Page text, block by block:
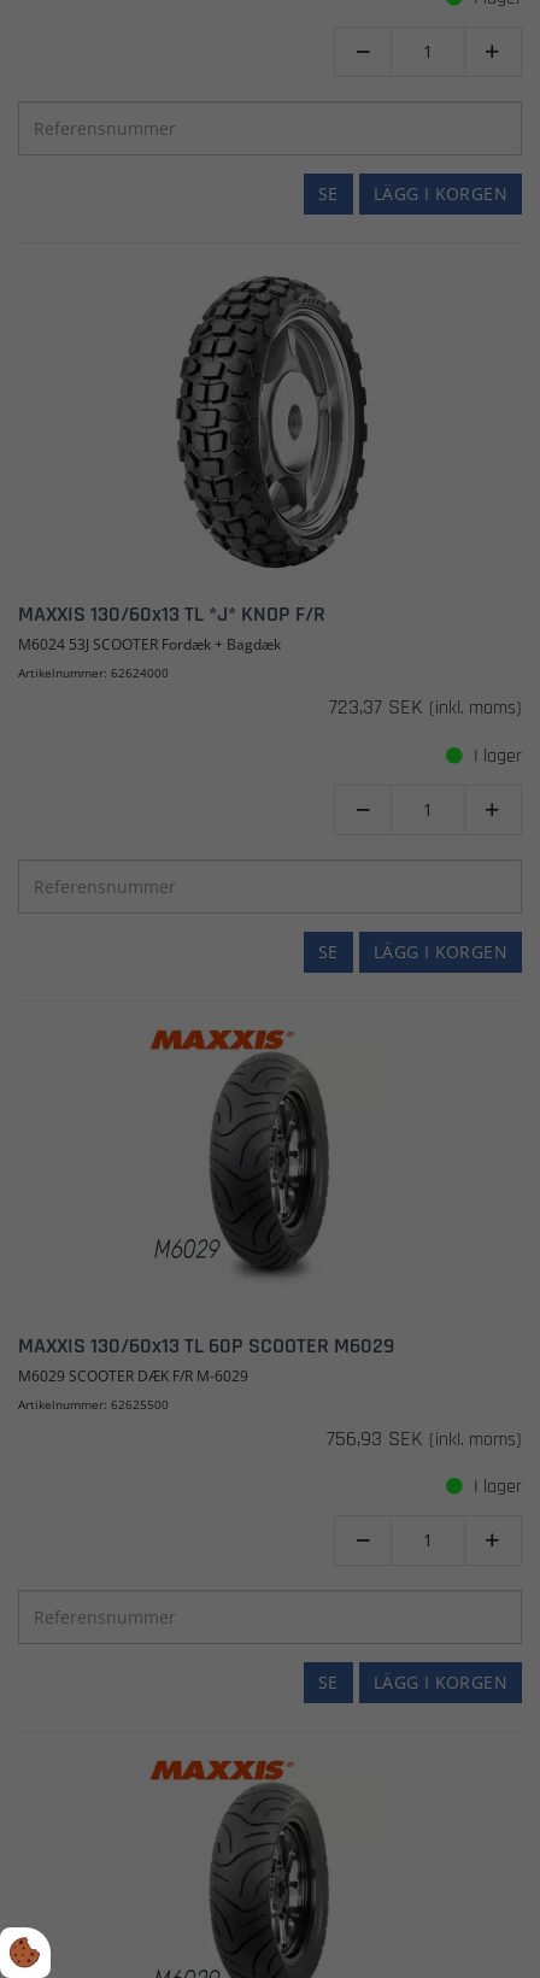
 
LÄGG I KORGEN
SE
MAXXIS 130/60x13 TL *J* KNOP F/R
M6024 53J SCOOTER Fordæk + Bagdæk
Artikelnummer: 62624000
723,37 SEK (inkl. moms)
I lager
 
LÄGG I KORGEN
SE
MAXXIS 130/60x13 TL 60P SCOOTER M6029
M6029 SCOOTER DÆK F/R M-6029
Artikelnummer: 62625500
756,93 SEK (inkl. moms)
I lager
 
LÄGG I KORGEN
SE